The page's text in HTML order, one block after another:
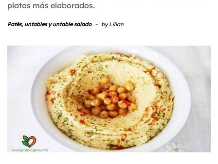
platos más elaborados.
Patés, untables y untable salado - byLilian